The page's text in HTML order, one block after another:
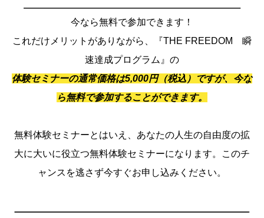
今なら無料で参加できます！
これだけメリットがありながら、『THE FREEDOM 瞬
速達成プログラム』の
体験セミナーの通常価格は5,000円（税込）ですが、今な
ら無料で参加することができます。
無料体験セミナーとはいえ、あなたの人生の自由度の拡
大に大いに役立つ無料体験セミナーになります。このチ
ャンスを逃さず今すぐお申し込みください。